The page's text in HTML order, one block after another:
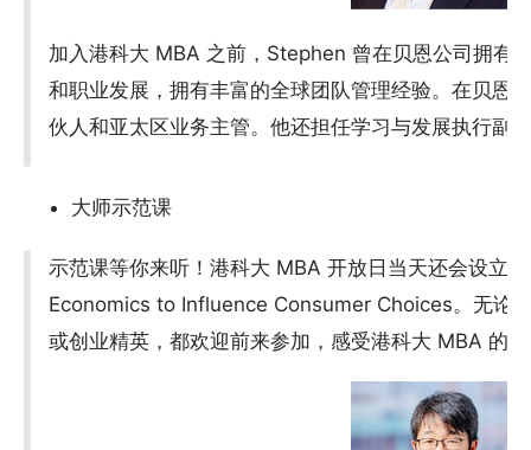
加入港科大 MBA 之前，Stephen 曾在贝恩公司拥有
和职业发展，拥有丰富的全球团队管理经验。在贝恩
伙人和亚太区业务主管。他还担任学习与发展执行副
大师示范课
示范课等你来听！港科大 MBA 开放日当天还会设立
Economics to Influence Consumer Choices。无论
或创业精英，都欢迎前来参加，感受港科大 MBA 的